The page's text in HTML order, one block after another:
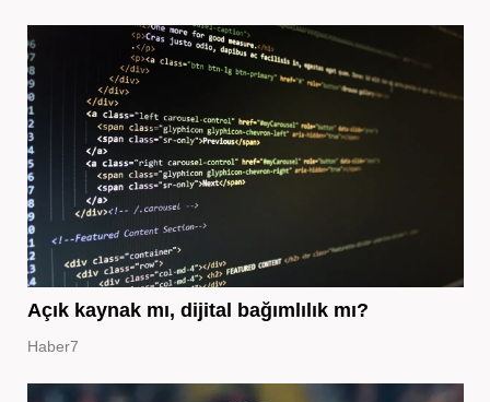
Açık kaynak mı, dijital bağımlılık mı?
Haber7